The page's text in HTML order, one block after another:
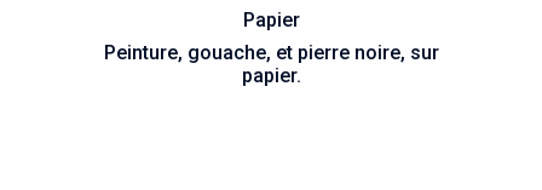
Papier
Peinture, gouache, et pierre noire, sur
papier.